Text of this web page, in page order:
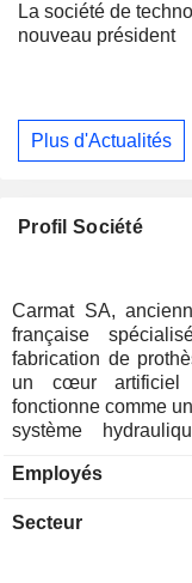
La société de
nouveau président
Plus d'Actualités
Profil Société
Carmat SA,
française
fabrication de
un cœur artificiel
fonctionne comme
système
implantable, de son
réseau de
entreprises
Employés
Secteur